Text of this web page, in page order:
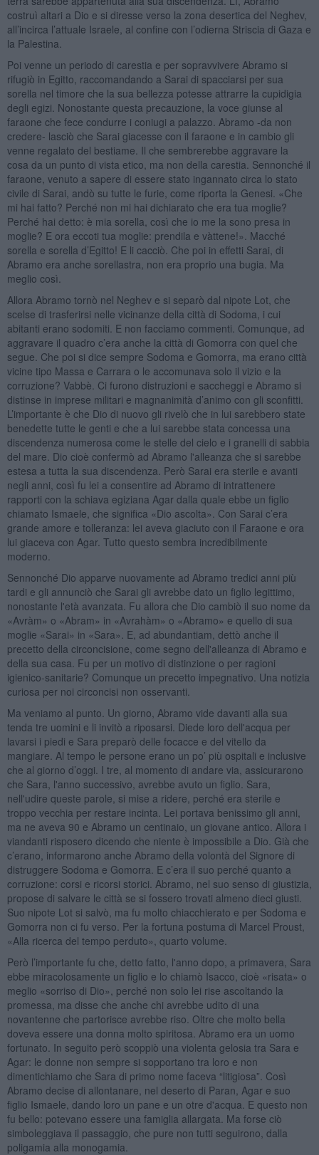
costruì altari a Dio e si diresse verso la zona desertica del Neghev,
all’incirca l’attuale Israele, al confine con l’odierna Striscia di Gaza e
la Palestina.
Poi venne un periodo di carestia e per sopravvivere Abramo si
rifugiò in Egitto, raccomandando a Sarai di spacciarsi per sua
sorella nel timore che la sua bellezza potesse attrarre la cupidigia
degli egizi. Nonostante questa precauzione, la voce giunse al
faraone che fece condurre i coniugi a palazzo. Abramo -da non
credere- lasciò che Sarai giacesse con il faraone e in cambio gli
venne regalato del bestiame. Il che sembrerebbe aggravare la
cosa da un punto di vista etico, ma non della carestia. Sennonché il
faraone, venuto a sapere di essere stato ingannato circa lo stato
civile di Sarai, andò su tutte le furie, come riporta la Genesi. «Che
mi hai fatto? Perché non mi hai dichiarato che era tua moglie?
Perché hai detto: è mia sorella, così che io me la sono presa in
moglie? E ora eccoti tua moglie: prendila e vàttene!». Macché
sorella e sorella d’Egitto! E li cacciò. Che poi in effetti Sarai, di
Abramo era anche sorellastra, non era proprio una bugia. Ma
meglio così.
Allora Abramo tornò nel Neghev e si separò dal nipote Lot, che
scelse di trasferirsi nelle vicinanze della città di Sodoma, i cui
abitanti erano sodomiti. E non facciamo commenti. Comunque, ad
aggravare il quadro c’era anche la città di Gomorra con quel che
segue. Che poi si dice sempre Sodoma e Gomorra, ma erano città
vicine tipo Massa e Carrara o le accomunava solo il vizio e la
corruzione? Vabbè. Ci furono distruzioni e saccheggi e Abramo si
distinse in imprese militari e magnanimità d’animo con gli sconfitti.
L’importante è che Dio di nuovo gli rivelò che in lui sarebbero state
benedette tutte le genti e che a lui sarebbe stata concessa una
discendenza numerosa come le stelle del cielo e i granelli di sabbia
del mare. Dio cioè confermò ad Abramo l'alleanza che si sarebbe
estesa a tutta la sua discendenza. Però Sarai era sterile e avanti
negli anni, così fu lei a consentire ad Abramo di intrattenere
rapporti con la schiava egiziana Agar dalla quale ebbe un figlio
chiamato Ismaele, che significa «Dio ascolta». Con Sarai c’era
grande amore e tolleranza: lei aveva giaciuto con il Faraone e ora
lui giaceva con Agar. Tutto questo sembra incredibilmente
moderno.
Sennonché Dio apparve nuovamente ad Abramo tredici anni più
tardi e gli annunciò che Sarai gli avrebbe dato un figlio legittimo,
nonostante l'età avanzata. Fu allora che Dio cambiò il suo nome da
«Avràm» o «Abram» in «Avrahàm» o «Abramo» e quello di sua
moglie «Sarai» in «Sara». E, ad abundantiam, dettò anche il
precetto della circoncisione, come segno dell'alleanza di Abramo e
della sua casa. Fu per un motivo di distinzione o per ragioni
igienico-sanitarie? Comunque un precetto impegnativo. Una notizia
curiosa per noi circoncisi non osservanti.
Ma veniamo al punto. Un giorno, Abramo vide davanti alla sua
tenda tre uomini e li invitò a riposarsi. Diede loro dell'acqua per
lavarsi i piedi e Sara preparò delle focacce e del vitello da
mangiare. Al tempo le persone erano un po’ più ospitali e inclusive
che al giorno d’oggi. I tre, al momento di andare via, assicurarono
che Sara, l'anno successivo, avrebbe avuto un figlio. Sara,
nell'udire queste parole, si mise a ridere, perché era sterile e
troppo vecchia per restare incinta. Lei portava benissimo gli anni,
ma ne aveva 90 e Abramo un centinaio, un giovane antico. Allora i
viandanti risposero dicendo che niente è impossibile a Dio. Già che
c’erano, informarono anche Abramo della volontà del Signore di
distruggere Sodoma e Gomorra. E c’era il suo perché quanto a
corruzione: corsi e ricorsi storici. Abramo, nel suo senso di giustizia,
propose di salvare le città se si fossero trovati almeno dieci giusti.
Suo nipote Lot si salvò, ma fu molto chiacchierato e per Sodoma e
Gomorra non ci fu verso. Per la fortuna postuma di Marcel Proust,
«Alla ricerca del tempo perduto», quarto volume.
Però l’importante fu che, detto fatto, l'anno dopo, a primavera, Sara
ebbe miracolosamente un figlio e lo chiamò Isacco, cioè «risata» o
meglio «sorriso di Dio», perché non solo lei rise ascoltando la
promessa, ma disse che anche chi avrebbe udito di una
novantenne che partorisce avrebbe riso. Oltre che molto bella
doveva essere una donna molto spiritosa. Abramo era un uomo
fortunato. In seguito però scoppiò una violenta gelosia tra Sara e
Agar: le donne non sempre si sopportano tra loro e non
dimentichiamo che Sara di primo nome faceva “litigiosa”. Così
Abramo decise di allontanare, nel deserto di Paran, Agar e suo
figlio Ismaele, dando loro un pane e un otre d'acqua. E questo non
fu bello: potevano essere una famiglia allargata. Ma forse ciò
simboleggiava il passaggio, che pure non tutti seguirono, dalla
poligamia alla monogamia.